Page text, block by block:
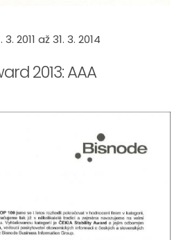
2011 až 31. 3. 2014
2013: AAA